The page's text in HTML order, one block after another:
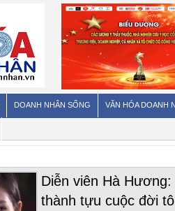
DOANH NHÂN SỐNG VĂN HÓA DOANH
Diễn viên Hà
thành tựu cuộc đời